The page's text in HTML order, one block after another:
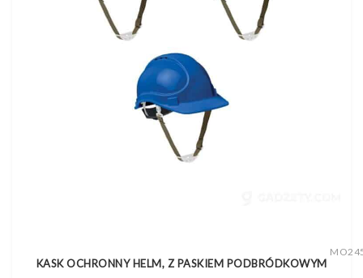
KASK OCHRONNY HELM, Z PASKIEM PODBRÓDKOWYM